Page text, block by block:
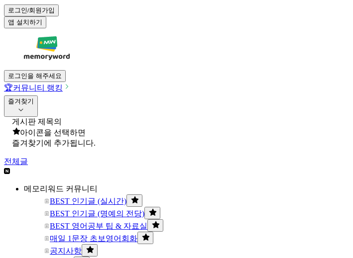
로그인/회원가입
앱 설치하기
로그인을 해주세요
🏆커뮤니티 랭킹
즐겨찾기
게시판 제목의
아이콘을 선택하면
즐겨찾기에 추가됩니다.
전체글
메모리워드 커뮤니티
BEST 인기글 (실시간)
BEST 인기글 (명예의 전당)
BEST 영어공부 팁 & 자료실
매일 1문장 초보영어회화
공지사항